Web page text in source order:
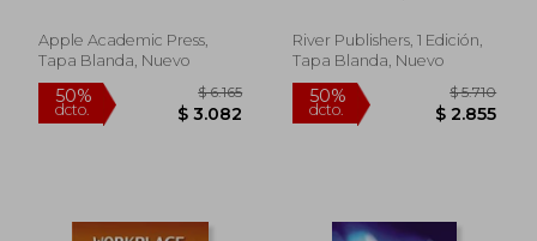
Apple Academic Press,
Tapa Blanda, Nuevo
Performance (en
Inglés)
River Publishers, 1 Edición,
Tapa Blanda, Nuevo